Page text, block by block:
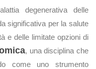
degenerativa delle
significativa per la salute
e delle limitate opzioni di
, una disciplina che
come uno strumento